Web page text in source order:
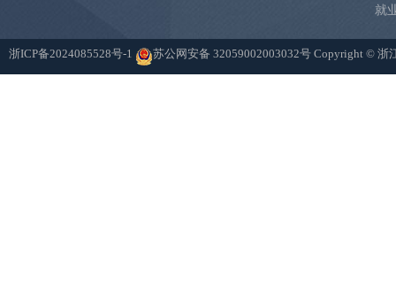
就
浙ICP备2024085528号-1 苏公网安备 32059002003032号 Copyright ©